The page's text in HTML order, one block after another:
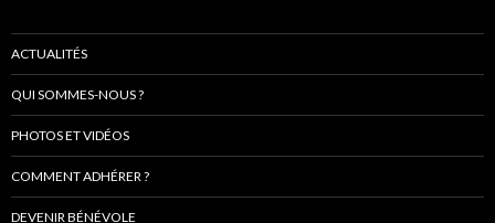
ACTUALITÉS
QUI SOMMES-NOUS ?
PHOTOS ET VIDÉOS
COMMENT ADHÉRER ?
DEVENIR BÉNÉVOLE